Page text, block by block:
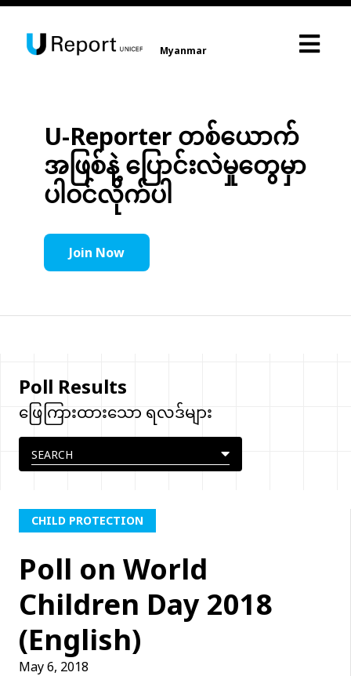
Myanmar
U-Reporter တစ်ယောက်
အဖြစ်နဲ့ ပြောင်းလဲမှုတွေမှာ
ပါဝင်လိုက်ပါ
Join Now
Poll Results
ဖြေကြားထားသော ရလဒ်များ
CHILD PROTECTION
Poll on World
Children Day 2018
(English)
May 6, 2018